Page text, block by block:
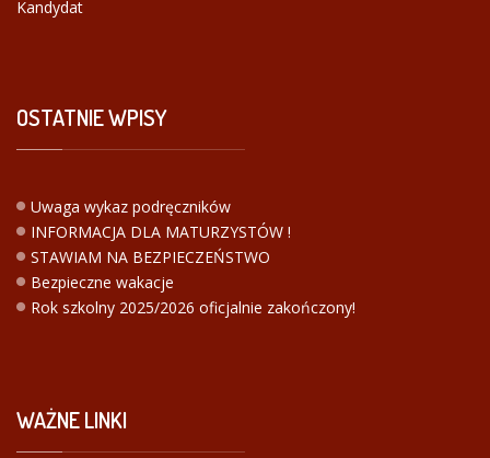
Kandydat
OSTATNIEWPISY
Uwaga wykaz podręczników
INFORMACJA DLA MATURZYSTÓW !
STAWIAM NA BEZPIECZEŃSTWO
Bezpieczne wakacje
Rok szkolny 2025/2026 oficjalnie zakończony!
WAŻNELINKI